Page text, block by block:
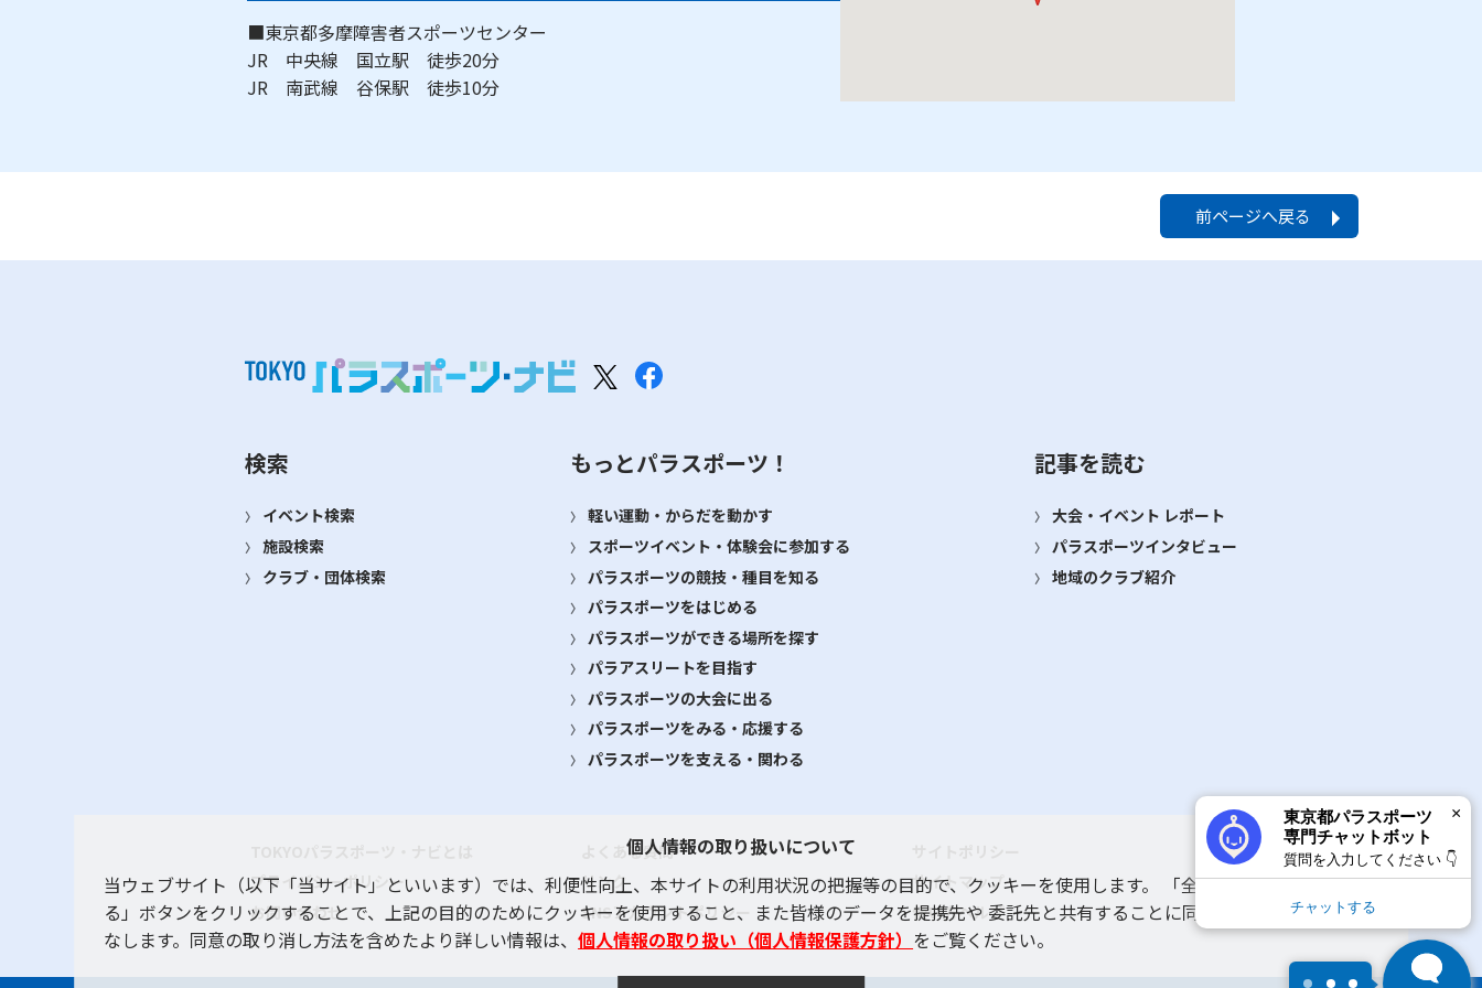
■東京都多摩障害者スポーツセンター
JR 中央線 国立駅 徒歩20分
JR 南武線 谷保駅 徒歩10分
前ページへ戻る
検索
イベント検索
施設検索
クラブ・団体検索
もっとパラスポーツ！
軽い運動・からだを動かす
スポーツイベント・体験会に参加する
パラスポーツの競技・種目を知る
パラスポーツをはじめる
パラスポーツができる場所を探す
パラアスリートを目指す
パラスポーツの大会に出る
パラスポーツをみる・応援する
パラスポーツを支える・関わる
記事を読む
大会・イベント レポート
パラスポーツインタビュー
地域のクラブ紹介
よくある質問
プライバシーポリシー
リンク
サイトマップ
お問い合わせ
SNSアカウントポリシー 使い方ヘルプ
個人情報の取り扱いについて
当ウェブサイト（以下「当サイト」といいます）では、利便性向上、本サイトの利用状況の把握等の目的で、クッキーを使用します。 「全てのクッキーを許可す
る」ボタンをクリックすることで、上記の目的のためにクッキーを使用すること、また皆様のデータを提携先や 委託先と共有することに同意いただいたものとみ
なします。同意の取り消し方法を含めたより詳しい情報は、個人情報の取り扱い（個人情報保護方針） をご覧ください。
東京都パラスポーツ
専門チャットボット
質問を入力してください 👇
チャットする
×
競技や施設、体験教室のことなど
1